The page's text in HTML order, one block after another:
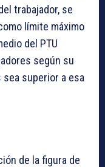
trabajador, se
límite máximo
del PTU
según su
superior a esa
de la figura de